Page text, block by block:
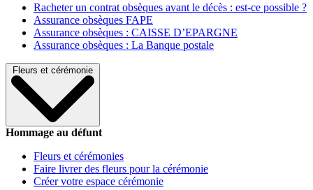
Racheter un contrat obsèques avant le décès : est-ce possible ?
Assurance obsèques FAPE
Assurance obsèques : CAISSE D’EPARGNE
Assurance obsèques : La Banque postale
Fleurs et cérémonie
Hommage au défunt
Fleurs et cérémonies
Faire livrer des fleurs pour la cérémonie
Créer votre espace cérémonie